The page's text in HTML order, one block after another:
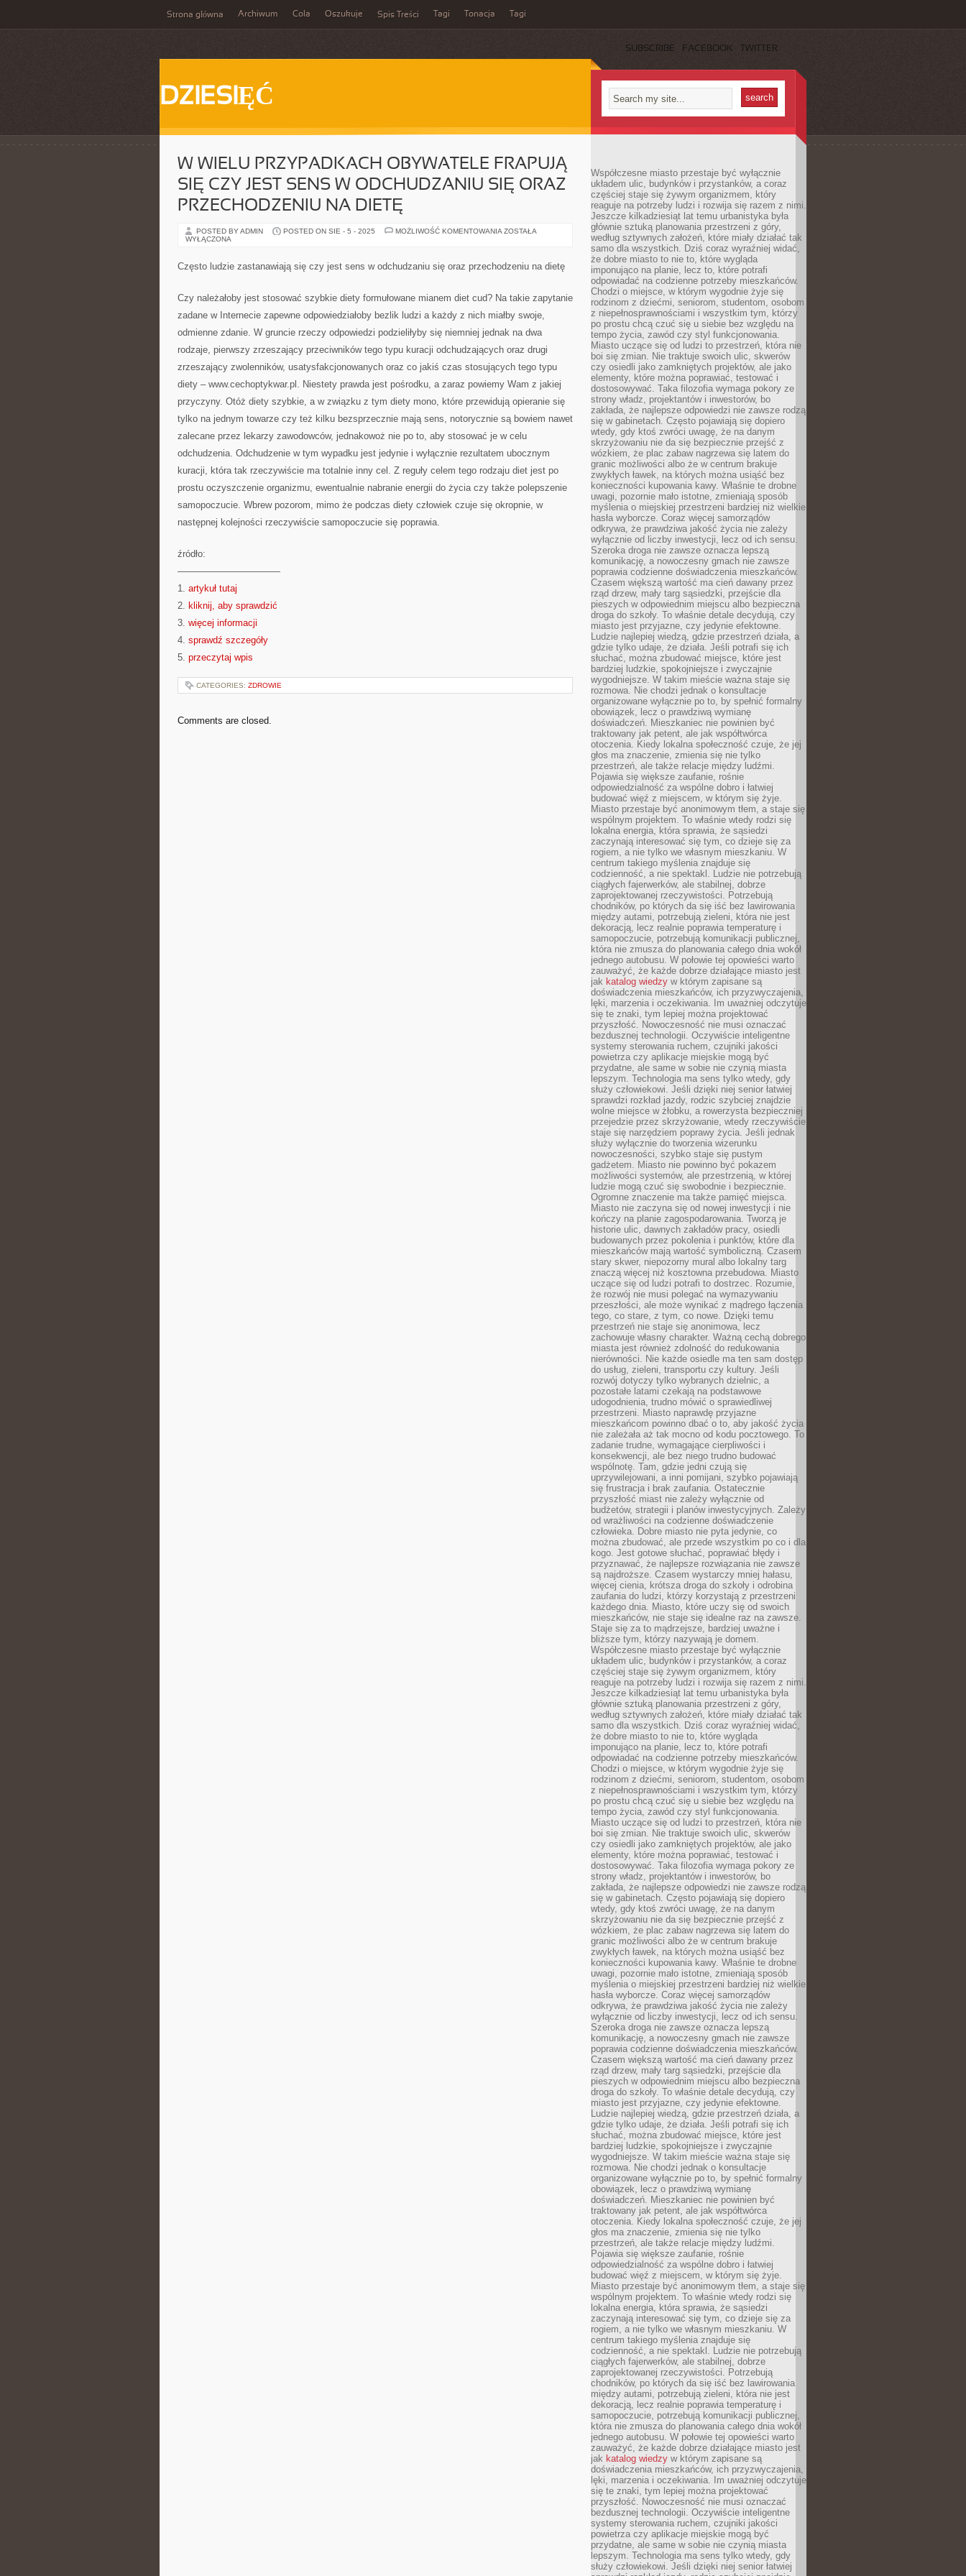
Strona główna Archiwum Cola Oszukuje Spis Treści Tagi Tonacja Tagi
SUBSCRIBE FACEBOOK TWITTER
DZIESIĘĆ
W WIELU PRZYPADKACH OBYWATELE FRAPUJĄ
SIĘ CZY JEST SENS W ODCHUDZANIU SIĘ ORAZ
PRZECHODZENIU NA DIETĘ
POSTED BY ADMIN POSTED ON SIE - 5 - 2025 MOŻLIWOŚĆ KOMENTOWANIA W
FRAPUJĄ
SIĘ
SENS
W
SIĘ
PRZECHODZENIU
DIETĘ
ZOSTAŁA
WYŁĄCZONA
Często ludzie zastanawiają się czy jest sens w odchudzaniu się oraz przechodzeniu na dietę
Czy należałoby jest stosować szybkie diety formułowane mianem diet cud? Na takie zapytanie
zadane w Internecie zapewne odpowiedziałoby bezlik ludzi a każdy z nich miałby swoje,
odmienne zdanie. W gruncie rzeczy odpowiedzi podzieliłyby się niemniej jednak na dwa
rodzaje, pierwszy zrzeszający przeciwników tego typu kuracji odchudzających oraz drugi
zrzeszający zwolenników, usatysfakcjonowanych oraz co jakiś czas stosujących tego typu
diety – www.cechoptykwar.pl. Niestety prawda jest pośrodku, a zaraz powiemy Wam z jakiej
przyczyny. Otóż diety szybkie, a w związku z tym diety mono, które przewidują opieranie się
tylko na jednym towarze czy też kilku bezsprzecznie mają sens, notorycznie są bowiem nawet
zalecane przez lekarzy zawodowców, jednakowoż nie po to, aby stosować je w celu
odchudzenia. Odchudzenie w tym wypadku jest jedynie i wyłącznie rezultatem ubocznym
kuracji, która tak rzeczywiście ma totalnie inny cel. Z reguły celem tego rodzaju diet jest po
prostu oczyszczenie organizmu, ewentualnie nabranie energii do życia czy także polepszenie
samopoczucie. Wbrew pozorom, mimo że podczas diety człowiek czuje się okropnie, w
następnej kolejności rzeczywiście samopoczucie się poprawia.
źródło:
———————————
1. artykuł tutaj
2. kliknij, aby sprawdzić
3. więcej informacji
4. sprawdź szczegóły
5. przeczytaj wpis
CATEGORIES: ZDROWIE
Comments are closed.
Współczesne miasto przestaje być wyłącznie
układem ulic, budynków i przystanków, a coraz
częściej staje się żywym organizmem, który
reaguje na potrzeby ludzi i rozwija się razem z nimi.
Jeszcze kilkadziesiąt lat temu urbanistyka była
głównie sztuką planowania przestrzeni z góry,
według sztywnych założeń, które miały działać tak
samo dla wszystkich. Dziś coraz wyraźniej widać,
że dobre miasto to nie to, które wygląda
imponująco na planie, lecz to, które potrafi
odpowiadać na codzienne potrzeby mieszkańców.
Chodzi o miejsce, w którym wygodnie żyje się
rodzinom z dziećmi, seniorom, studentom, osobom
z niepełnosprawnościami i wszystkim tym, którzy
po prostu chcą czuć się u siebie bez względu na
tempo życia, zawód czy styl funkcjonowania.
Miasto uczące się od ludzi to przestrzeń, która nie
boi się zmian. Nie traktuje swoich ulic, skwerów
czy osiedli jako zamkniętych projektów, ale jako
elementy, które można poprawiać, testować i
dostosowywać. Taka filozofia wymaga pokory ze
strony władz, projektantów i inwestorów, bo
zakłada, że najlepsze odpowiedzi nie zawsze rodzą
się w gabinetach. Często pojawiają się dopiero
wtedy, gdy ktoś zwróci uwagę, że na danym
skrzyżowaniu nie da się bezpiecznie przejść z
wózkiem, że plac zabaw nagrzewa się latem do
granic możliwości albo że w centrum brakuje
zwykłych ławek, na których można usiąść bez
konieczności kupowania kawy. Właśnie te drobne
uwagi, pozornie mało istotne, zmieniają sposób
myślenia o miejskiej przestrzeni bardziej niż wielkie
hasła wyborcze. Coraz więcej samorządów
odkrywa, że prawdziwa jakość życia nie zależy
wyłącznie od liczby inwestycji, lecz od ich sensu.
Szeroka droga nie zawsze oznacza lepszą
komunikację, a nowoczesny gmach nie zawsze
poprawia codzienne doświadczenia mieszkańców.
Czasem większą wartość ma cień dawany przez
rząd drzew, mały targ sąsiedzki, przejście dla
pieszych w odpowiednim miejscu albo bezpieczna
droga do szkoły. To właśnie detale decydują, czy
miasto jest przyjazne, czy jedynie efektowne.
Ludzie najlepiej wiedzą, gdzie przestrzeń działa, a
gdzie tylko udaje, że działa. Jeśli potrafi się ich
słuchać, można zbudować miejsce, które jest
bardziej ludzkie, spokojniejsze i zwyczajnie
wygodniejsze. W takim mieście ważna staje się
rozmowa. Nie chodzi jednak o konsultacje
organizowane wyłącznie po to, by spełnić formalny
obowiązek, lecz o prawdziwą wymianę
doświadczeń. Mieszkaniec nie powinien być
traktowany jak petent, ale jak współtwórca
otoczenia. Kiedy lokalna społeczność czuje, że jej
głos ma znaczenie, zmienia się nie tylko
przestrzeń, ale także relacje między ludźmi.
Pojawia się większe zaufanie, rośnie
odpowiedzialność za wspólne dobro i łatwiej
budować więź z miejscem, w którym się żyje.
Miasto przestaje być anonimowym tłem, a staje się
wspólnym projektem. To właśnie wtedy rodzi się
lokalna energia, która sprawia, że sąsiedzi
zaczynają interesować się tym, co dzieje się za
rogiem, a nie tylko we własnym mieszkaniu. W
centrum takiego myślenia znajduje się
codzienność, a nie spektakl. Ludzie nie potrzebują
ciągłych fajerwerków, ale stabilnej, dobrze
zaprojektowanej rzeczywistości. Potrzebują
chodników, po których da się iść bez lawirowania
między autami, potrzebują zieleni, która nie jest
dekoracją, lecz realnie poprawia temperaturę i
samopoczucie, potrzebują komunikacji publicznej,
która nie zmusza do planowania całego dnia wokół
jednego autobusu. W połowie tej opowieści warto
zauważyć, że każde dobrze działające miasto jest
jak katalog wiedzy w którym zapisane są
doświadczenia mieszkańców, ich przyzwyczajenia,
lęki, marzenia i oczekiwania. Im uważniej odczytuje
się te znaki, tym lepiej można projektować
przyszłość. Nowoczesność nie musi oznaczać
bezdusznej technologii. Oczywiście inteligentne
systemy sterowania ruchem, czujniki jakości
powietrza czy aplikacje miejskie mogą być
przydatne, ale same w sobie nie czynią miasta
lepszym. Technologia ma sens tylko wtedy, gdy
służy człowiekowi. Jeśli dzięki niej senior łatwiej
sprawdzi rozkład jazdy, rodzic szybciej znajdzie
wolne miejsce w żłobku, a rowerzysta bezpieczniej
przejedzie przez skrzyżowanie, wtedy rzeczywiście
staje się narzędziem poprawy życia. Jeśli jednak
służy wyłącznie do tworzenia wizerunku
nowoczesności, szybko staje się pustym
gadżetem. Miasto nie powinno być pokazem
możliwości systemów, ale przestrzenią, w której
ludzie mogą czuć się swobodnie i bezpiecznie.
Ogromne znaczenie ma także pamięć miejsca.
Miasto nie zaczyna się od nowej inwestycji i nie
kończy na planie zagospodarowania. Tworzą je
historie ulic, dawnych zakładów pracy, osiedli
budowanych przez pokolenia i punktów, które dla
mieszkańców mają wartość symboliczną. Czasem
stary skwer, niepozorny mural albo lokalny targ
znaczą więcej niż kosztowna przebudowa. Miasto
uczące się od ludzi potrafi to dostrzec. Rozumie,
że rozwój nie musi polegać na wymazywaniu
przeszłości, ale może wynikać z mądrego łączenia
tego, co stare, z tym, co nowe. Dzięki temu
przestrzeń nie staje się anonimowa, lecz
zachowuje własny charakter. Ważną cechą dobrego
miasta jest również zdolność do redukowania
nierówności. Nie każde osiedle ma ten sam dostęp
do usług, zieleni, transportu czy kultury. Jeśli
rozwój dotyczy tylko wybranych dzielnic, a
pozostałe latami czekają na podstawowe
udogodnienia, trudno mówić o sprawiedliwej
przestrzeni. Miasto naprawdę przyjazne
mieszkańcom powinno dbać o to, aby jakość życia
nie zależała aż tak mocno od kodu pocztowego. To
zadanie trudne, wymagające cierpliwości i
konsekwencji, ale bez niego trudno budować
wspólnotę. Tam, gdzie jedni czują się
uprzywilejowani, a inni pomijani, szybko pojawiają
się frustracja i brak zaufania. Ostatecznie
przyszłość miast nie zależy wyłącznie od
budżetów, strategii i planów inwestycyjnych. Zależy
od wrażliwości na codzienne doświadczenie
człowieka. Dobre miasto nie pyta jedynie, co
można zbudować, ale przede wszystkim po co i dla
kogo. Jest gotowe słuchać, poprawiać błędy i
przyznawać, że najlepsze rozwiązania nie zawsze
są najdroższe. Czasem wystarczy mniej hałasu,
więcej cienia, krótsza droga do szkoły i odrobina
zaufania do ludzi, którzy korzystają z przestrzeni
każdego dnia. Miasto, które uczy się od swoich
mieszkańców, nie staje się idealne raz na zawsze.
Staje się za to mądrzejsze, bardziej uważne i
bliższe tym, którzy nazywają je domem.
Współczesne miasto przestaje być wyłącznie
układem ulic, budynków i przystanków, a coraz
częściej staje się żywym organizmem, który
reaguje na potrzeby ludzi i rozwija się razem z nimi.
Jeszcze kilkadziesiąt lat temu urbanistyka była
głównie sztuką planowania przestrzeni z góry,
według sztywnych założeń, które miały działać tak
samo dla wszystkich. Dziś coraz wyraźniej widać,
że dobre miasto to nie to, które wygląda
imponująco na planie, lecz to, które potrafi
odpowiadać na codzienne potrzeby mieszkańców.
Chodzi o miejsce, w którym wygodnie żyje się
rodzinom z dziećmi, seniorom, studentom, osobom
z niepełnosprawnościami i wszystkim tym, którzy
po prostu chcą czuć się u siebie bez względu na
tempo życia, zawód czy styl funkcjonowania.
Miasto uczące się od ludzi to przestrzeń, która nie
boi się zmian. Nie traktuje swoich ulic, skwerów
czy osiedli jako zamkniętych projektów, ale jako
elementy, które można poprawiać, testować i
dostosowywać. Taka filozofia wymaga pokory ze
strony władz, projektantów i inwestorów, bo
zakłada, że najlepsze odpowiedzi nie zawsze rodzą
się w gabinetach. Często pojawiają się dopiero
wtedy, gdy ktoś zwróci uwagę, że na danym
skrzyżowaniu nie da się bezpiecznie przejść z
wózkiem, że plac zabaw nagrzewa się latem do
granic możliwości albo że w centrum brakuje
zwykłych ławek, na których można usiąść bez
konieczności kupowania kawy. Właśnie te drobne
uwagi, pozornie mało istotne, zmieniają sposób
myślenia o miejskiej przestrzeni bardziej niż wielkie
hasła wyborcze. Coraz więcej samorządów
odkrywa, że prawdziwa jakość życia nie zależy
wyłącznie od liczby inwestycji, lecz od ich sensu.
Szeroka droga nie zawsze oznacza lepszą
komunikację, a nowoczesny gmach nie zawsze
poprawia codzienne doświadczenia mieszkańców.
Czasem większą wartość ma cień dawany przez
rząd drzew, mały targ sąsiedzki, przejście dla
pieszych w odpowiednim miejscu albo bezpieczna
droga do szkoły. To właśnie detale decydują, czy
miasto jest przyjazne, czy jedynie efektowne.
Ludzie najlepiej wiedzą, gdzie przestrzeń działa, a
gdzie tylko udaje, że działa. Jeśli potrafi się ich
słuchać, można zbudować miejsce, które jest
bardziej ludzkie, spokojniejsze i zwyczajnie
wygodniejsze. W takim mieście ważna staje się
rozmowa. Nie chodzi jednak o konsultacje
organizowane wyłącznie po to, by spełnić formalny
obowiązek, lecz o prawdziwą wymianę
doświadczeń. Mieszkaniec nie powinien być
traktowany jak petent, ale jak współtwórca
otoczenia. Kiedy lokalna społeczność czuje, że jej
głos ma znaczenie, zmienia się nie tylko
przestrzeń, ale także relacje między ludźmi.
Pojawia się większe zaufanie, rośnie
odpowiedzialność za wspólne dobro i łatwiej
budować więź z miejscem, w którym się żyje.
Miasto przestaje być anonimowym tłem, a staje się
wspólnym projektem. To właśnie wtedy rodzi się
lokalna energia, która sprawia, że sąsiedzi
zaczynają interesować się tym, co dzieje się za
rogiem, a nie tylko we własnym mieszkaniu. W
centrum takiego myślenia znajduje się
codzienność, a nie spektakl. Ludzie nie potrzebują
ciągłych fajerwerków, ale stabilnej, dobrze
zaprojektowanej rzeczywistości. Potrzebują
chodników, po których da się iść bez lawirowania
między autami, potrzebują zieleni, która nie jest
dekoracją, lecz realnie poprawia temperaturę i
samopoczucie, potrzebują komunikacji publicznej,
która nie zmusza do planowania całego dnia wokół
jednego autobusu. W połowie tej opowieści warto
zauważyć, że każde dobrze działające miasto jest
jak katalog wiedzy w którym zapisane są
doświadczenia mieszkańców, ich przyzwyczajenia,
lęki, marzenia i oczekiwania. Im uważniej odczytuje
się te znaki, tym lepiej można projektować
przyszłość. Nowoczesność nie musi oznaczać
bezdusznej technologii. Oczywiście inteligentne
systemy sterowania ruchem, czujniki jakości
powietrza czy aplikacje miejskie mogą być
przydatne, ale same w sobie nie czynią miasta
lepszym. Technologia ma sens tylko wtedy, gdy
służy człowiekowi. Jeśli dzięki niej senior łatwiej